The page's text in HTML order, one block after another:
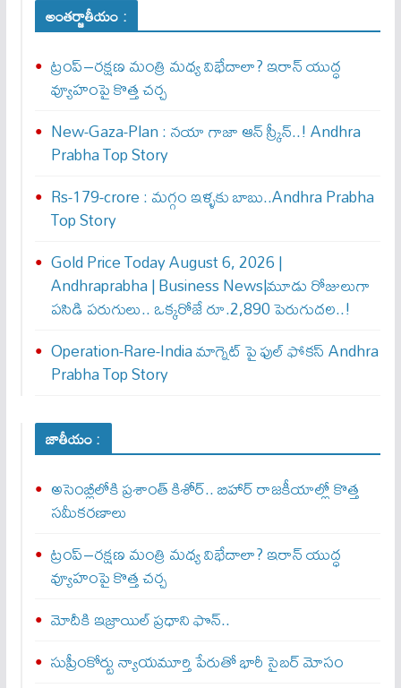
అంతర్జాతీయం :
ట్రంప్–రక్షణ మంత్రి మధ్య విభేదాలా? ఇరాన్ యుద్ధ
వ్యూహంపై కొత్త చర్చ
New-Gaza-Plan : న‌యా గాజా ఆన్ స్క్రీన్‌..! Andhra
Prabha Top Story
Rs-179-crore : మ‌గ్గం ఇళ్ళ‌కు బాబు..Andhra Prabha
Top Story
Gold Price Today August 6, 2026 |
Andhraprabha | Business News|మూడు రోజులుగా
పసిడి పరుగులు.. ఒక్కరోజే రూ.2,890 పెరుగుద‌ల‌..!
Operation-Rare-India మాగ్నెట్ పై ఫుల్ ఫోక‌స్ Andhra
Prabha Top Story
జాతీయం :
అసెంబ్లీలోకి ప్రశాంత్ కిశోర్.. బిహార్ రాజకీయాల్లో కొత్త
సమీకరణాలు
ట్రంప్–రక్షణ మంత్రి మధ్య విభేదాలా? ఇరాన్ యుద్ధ
వ్యూహంపై కొత్త చర్చ
మోదీకి ఇజ్రాయిల్ ప్ర‌ధాని ఫొన్..
సుప్రీంకోర్టు న్యాయమూర్తి పేరుతో భారీ సైబర్ మోసం